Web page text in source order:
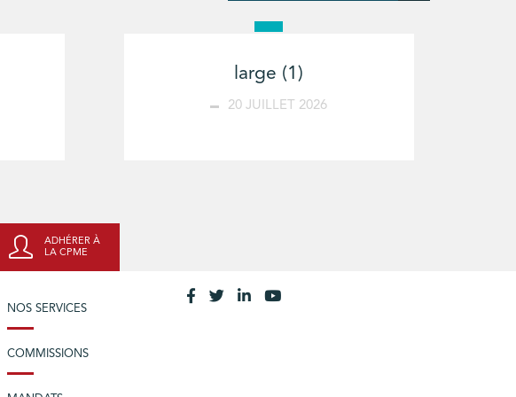
large (1)
20 JUILLET 2026
ADHÉRER À
LA CPME
NOS SERVICES
COMMISSIONS